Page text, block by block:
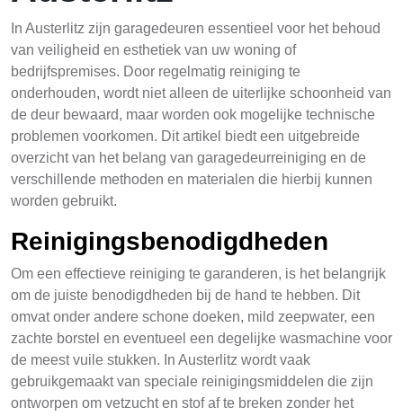
In Austerlitz zijn garagedeuren essentieel voor het behoud
van veiligheid en esthetiek van uw woning of
bedrijfspremises. Door regelmatig reiniging te
onderhouden, wordt niet alleen de uiterlijke schoonheid van
de deur bewaard, maar worden ook mogelijke technische
problemen voorkomen. Dit artikel biedt een uitgebreide
overzicht van het belang van garagedeurreiniging en de
verschillende methoden en materialen die hierbij kunnen
worden gebruikt.
Reinigingsbenodigdheden
Om een effectieve reiniging te garanderen, is het belangrijk
om de juiste benodigdheden bij de hand te hebben. Dit
omvat onder andere schone doeken, mild zeepwater, een
zachte borstel en eventueel een degelijke wasmachine voor
de meest vuile stukken. In Austerlitz wordt vaak
gebruikgemaakt van speciale reinigingsmiddelen die zijn
ontworpen om vetzucht en stof af te breken zonder het